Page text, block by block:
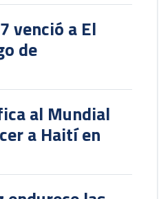
venció a El
de
al Mundial
a Haití en